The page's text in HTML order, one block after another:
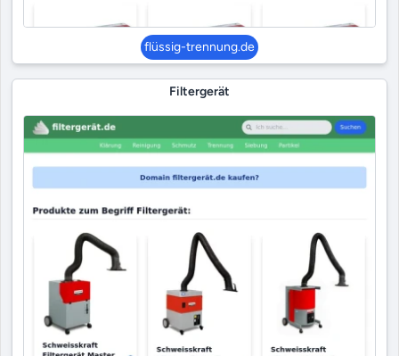
flüssig-trennung.de
Filtergerät